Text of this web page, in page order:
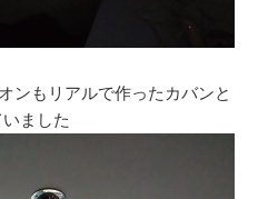
ンもリアルで作ったカバンと
ました